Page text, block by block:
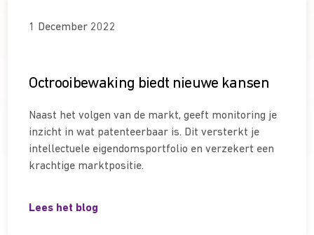
1 December 2022
Octrooibewaking biedt nieuwe kansen
Naast het volgen van de markt, geeft monitoring je
inzicht in wat patenteerbaar is. Dit versterkt je
intellectuele eigendomsportfolio en verzekert een
krachtige marktpositie.
Lees het blog